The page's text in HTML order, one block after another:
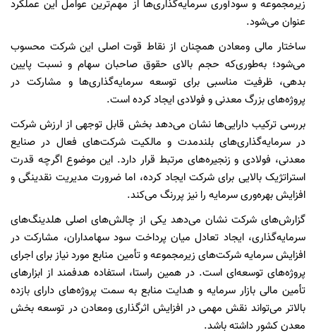
زیرمجموعه و سودآوری سرمایه‌گذاری‌ها از مهم‌ترین عوامل این عملکرد
عنوان می‌شود.
ساختار مالی ومعادن همچنان از نقاط قوت اصلی این شرکت محسوب
می‌شود؛ به‌طوری‌که حجم بالای حقوق صاحبان سهام و نسبت پایین
بدهی، ظرفیت مناسبی برای توسعه سرمایه‌گذاری‌ها و مشارکت در
پروژه‌های بزرگ معدنی و فولادی ایجاد کرده است.
بررسی ترکیب دارایی‌ها نشان می‌دهد بخش قابل توجهی از ارزش شرکت
در سرمایه‌گذاری‌های بلندمدت و مالکیت شرکت‌های فعال در صنایع
معدنی، فولادی و زنجیره‌های مرتبط قرار دارد. این موضوع اگرچه قدرت
استراتژیک بالایی برای شرکت ایجاد کرده، اما ضرورت مدیریت نقدینگی و
افزایش بهره‌وری سرمایه را نیز پررنگ می‌کند.
گزارش‌های شرکت نشان می‌دهد یکی از چالش‌های اصلی هلدینگ‌های
سرمایه‌گذاری، ایجاد تعادل میان پرداخت سود سهامداران، مشارکت در
افزایش سرمایه شرکت‌های زیرمجموعه و تأمین منابع مورد نیاز برای اجرای
پروژه‌های توسعه‌ای است. در همین راستا، استفاده هدفمند از ابزارهای
تأمین مالی بازار سرمایه و هدایت منابع به سمت پروژه‌های دارای بازده
بالاتر می‌تواند نقش مهمی در افزایش اثرگذاری ومعادن در توسعه بخش
معدن کشور داشته باشد.